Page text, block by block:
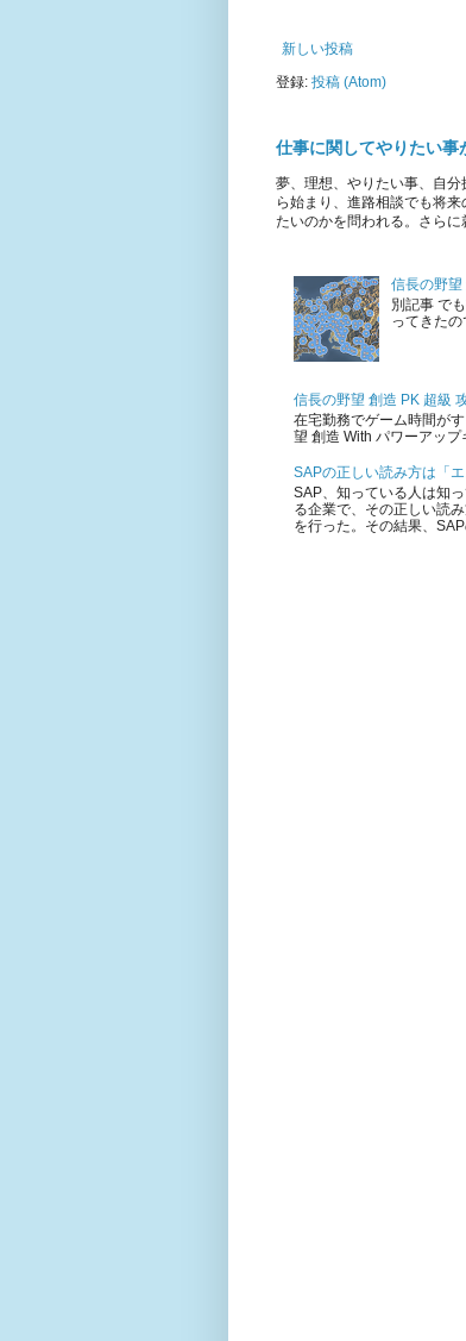
新しい投稿
登録: 投稿 (Atom)
仕事に関してやりたい事
夢、理想、やりたい事、自
ら始まり、進路相談でも将
たいのかを問われる。さら
信長の野望
別記事 で
ってきたの
信長の野望 創造 PK 超級
在宅勤務でゲーム時間が
望 創造 With パワーアップ
SAPの正しい読み方は「
SAP、知っている人は知
る企業で、その正しい読
を行った。その結果、